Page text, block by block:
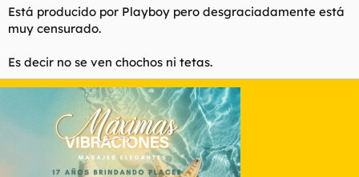
Está producido por Playboy pero desgraciadamente está
muy censurado.
Es decir no se ven chochos ni tetas.